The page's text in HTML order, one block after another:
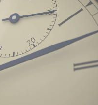
komplikovaných
pouzdra hodinek
s parciální metalizací
které doposud zdobilo jen
zde budí pozornost